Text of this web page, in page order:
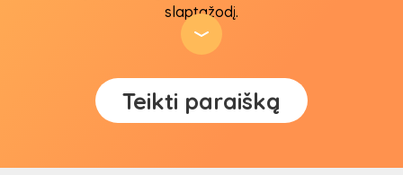
slaptažodį.
2
Teikti paraišką